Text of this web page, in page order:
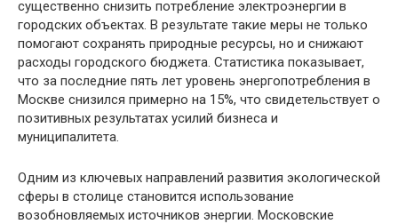
существенно снизить потребление электроэнергии в
городских объектах. В результате такие меры не только
помогают сохранять природные ресурсы, но и снижают
расходы городского бюджета. Статистика показывает,
что за последние пять лет уровень энергопотребления в
Москве снизился примерно на 15%, что свидетельствует о
позитивных результатах усилий бизнеса и
муниципалитета.
Одним из ключевых направлений развития экологической
сферы в столице становится использование
возобновляемых источников энергии. Московские